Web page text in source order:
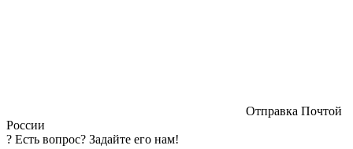
Отправка Почтой
России
? Есть вопрос? Задайте его нам!